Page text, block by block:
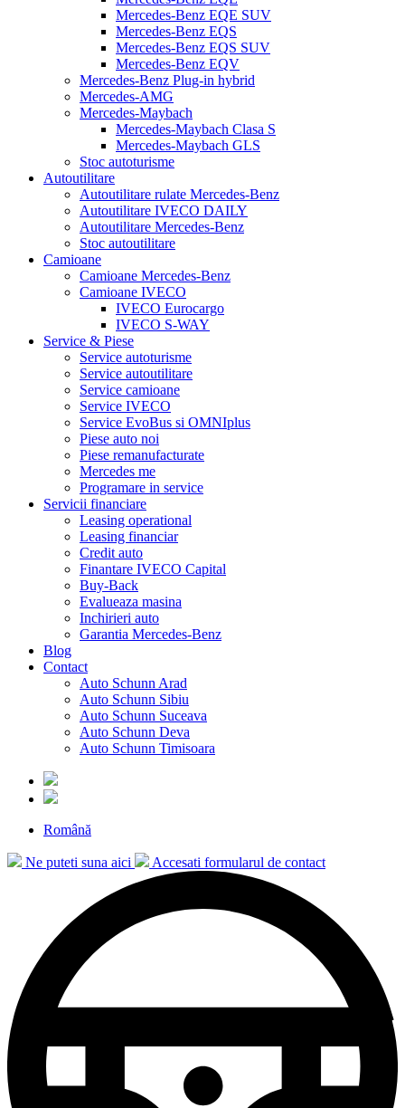
Mercedes-Benz EQE SUV
Mercedes-Benz EQS
Mercedes-Benz EQS SUV
Mercedes-Benz EQV
Mercedes-Benz Plug-in hybrid
Mercedes-AMG
Mercedes-Maybach
Mercedes-Maybach Clasa S
Mercedes-Maybach GLS
Stoc autoturisme
Autoutilitare
Autoutilitare rulate Mercedes-Benz
Autoutilitare IVECO DAILY
Autoutilitare Mercedes-Benz
Stoc autoutilitare
Camioane
Camioane Mercedes-Benz
Camioane IVECO
IVECO Eurocargo
IVECO S-WAY
Service & Piese
Service autoturisme
Service autoutilitare
Service camioane
Service IVECO
Service EvoBus si OMNIplus
Piese auto noi
Piese remanufacturate
Mercedes me
Programare in service
Servicii financiare
Leasing operational
Leasing financiar
Credit auto
Finantare IVECO Capital
Buy-Back
Evalueaza masina
Inchirieri auto
Garantia Mercedes-Benz
Blog
Contact
Auto Schunn Arad
Auto Schunn Sibiu
Auto Schunn Suceava
Auto Schunn Deva
Auto Schunn Timisoara
Română
Ne puteti suna aici Accesati formularul de contact